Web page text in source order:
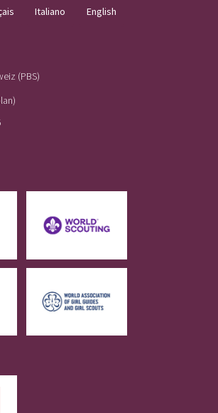
Italiano English
(PBS)
)